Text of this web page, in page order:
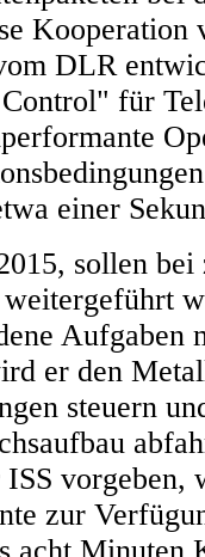
Kooperation
DLR
für
einer
sollen
Aufgaben
er den
steuern
zur